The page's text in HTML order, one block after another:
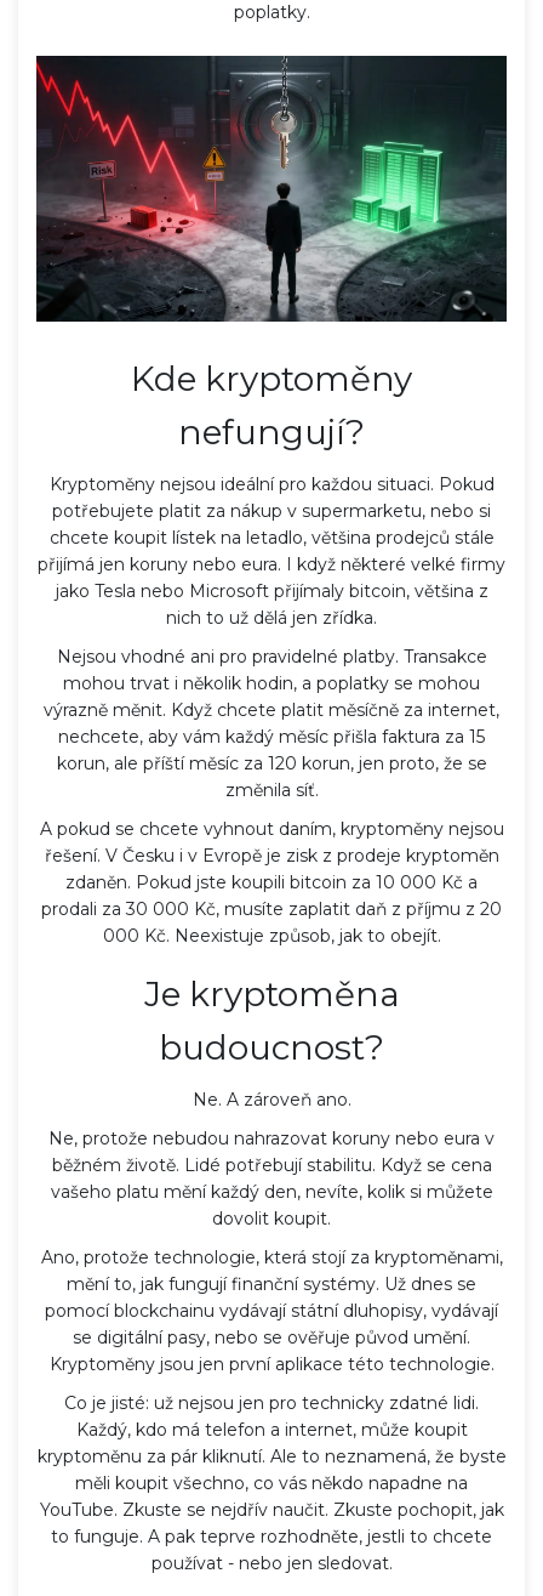
poplatky.
Kde kryptoměny
nefungují?
Kryptoměny nejsou ideální pro každou situaci. Pokud
potřebujete platit za nákup v supermarketu, nebo si
chcete koupit lístek na letadlo, většina prodejců stále
přijímá jen koruny nebo eura. I když některé velké firmy
jako Tesla nebo Microsoft přijímaly bitcoin, většina z
nich to už dělá jen zřídka.
Nejsou vhodné ani pro pravidelné platby. Transakce
mohou trvat i několik hodin, a poplatky se mohou
výrazně měnit. Když chcete platit měsíčně za internet,
nechcete, aby vám každý měsíc přišla faktura za 15
korun, ale příští měsíc za 120 korun, jen proto, že se
změnila síť.
A pokud se chcete vyhnout daním, kryptoměny nejsou
řešení. V Česku i v Evropě je zisk z prodeje kryptoměn
zdaněn. Pokud jste koupili bitcoin za 10 000 Kč a
prodali za 30 000 Kč, musíte zaplatit daň z příjmu z 20
000 Kč. Neexistuje způsob, jak to obejít.
Je kryptoměna
budoucnost?
Ne. A zároveň ano.
Ne, protože nebudou nahrazovat koruny nebo eura v
běžném životě. Lidé potřebují stabilitu. Když se cena
vašeho platu mění každý den, nevíte, kolik si můžete
dovolit koupit.
Ano, protože technologie, která stojí za kryptoměnami,
mění to, jak fungují finanční systémy. Už dnes se
pomocí blockchainu vydávají státní dluhopisy, vydávají
se digitální pasy, nebo se ověřuje původ umění.
Kryptoměny jsou jen první aplikace této technologie.
Co je jisté: už nejsou jen pro technicky zdatné lidi.
Každý, kdo má telefon a internet, může koupit
kryptoměnu za pár kliknutí. Ale to neznamená, že byste
měli koupit všechno, co vás někdo napadne na
YouTube. Zkuste se nejdřív naučit. Zkuste pochopit, jak
to funguje. A pak teprve rozhodněte, jestli to chcete
používat - nebo jen sledovat.